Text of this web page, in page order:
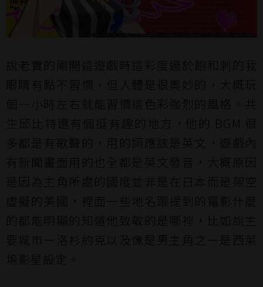
說老實的剛開這遊戲時這彩度過於飽和刺的我
眼睛有點不習慣，但人體是很奧妙的，大概玩
個一小時左右就能習慣這色彩強烈的風格。共
生邱比特還有個挺有趣的地方，他的 BGM 很
多都是有歌聲的，用的詞應該是英文，遊戲內
有新聞畫面用的也全都是英文發音，大概原因
是因為主角所處的國度並非是在日本而是架空
虛擬的美國，裡面一些地名跟提到的電影什麼
的都能明顯的知道他致敬的是哪裡，比如說主
要城市－洛杉約克以及像是男主角之一是西萊
塢影星設定。